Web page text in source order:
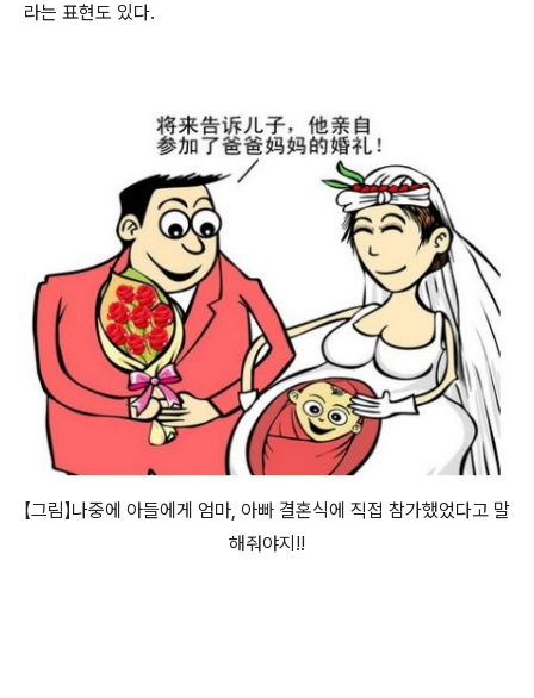
라는 표현도 있다.
【그림】나중에 아들에게 엄마, 아빠 결혼식에 직접 참가했었다고 말
해줘야지!!